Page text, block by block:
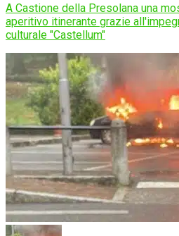
A Castione della Presolana una
aperitivo itinerante grazie
culturale "Castellum"